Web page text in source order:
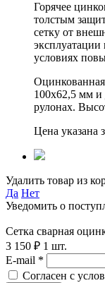
Горячее
толстым
сетку от
эксплуатации
условиях
Оцинкованная
100х62,5 мм и
рулонах.
Цена указана
Удалить товар из
Да Нет
Уведомить о
Сетка сварная
3 150 ₽ 1 шт.
E-mail *
Согласен с